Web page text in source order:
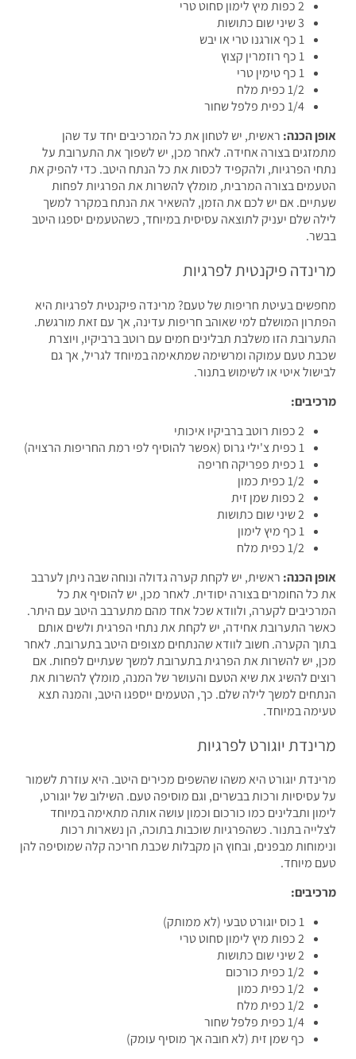
הכנה:ראשית, יש לטחון את כל המרכיבים יחד עד שהן
בצורה אחידה. לאחר מכן, יש לשפוך את התערובת על
הפרגיות, ולהקפיד לכסות את כל הנתח היטב. כדי להפיק את
בצורה המרבית, מומלץ להשרות את הפרגיות לפחות
אם יש לכם את הזמן, להשאיר את הנתח במקרר למשך
שלם יעניק לתוצאה עסיסית במיוחד, כשהטעמים יספגו היטב
פיקנטית לפרגיות
בעיטת חריפות של טעם? מרינדה פיקנטית לפרגיות היא
המושלם למי שאוהב חריפות עדינה, אך עם זאת מורגשת.
הזו משלבת תבלינים חמים עם רוטב ברביקיו, ויוצרת
טעם עמוקה ומרשימה שמתאימה במיוחד לגריל, אך גם
איטי או לשימוש בתנור.
הכנה:ראשית, יש לקחת קערה גדולה ונוחה שבה ניתן לערבב
החומרים בצורה יסודית. לאחר מכן, יש להוסיף את כל
לקערה, ולוודא שכל אחד מהם מתערבב היטב עם היתר.
התערובת אחידה, יש לקחת את נתחי הפרגית ולשים אותם
הקערה. חשוב לוודא שהנתחים מצופים היטב בתערובת. לאחר
יש להשרות את הפרגית בתערובת למשך שעתיים לפחות. אם
להשיג את שיא הטעם והעושר של המנה, מומלץ להשרות את
למשך לילה שלם. כך, הטעמים ייספגו היטב, והמנה תצא
במיוחד.
יוגורט לפרגיות
יוגורט היא משהו שהשפים מכירים היטב. היא עוזרת לשמור
ורכות בבשרים, וגם מוסיפה טעם. השילוב של יוגורט,
ותבלינים כמו כורכום וכמון עושה אותה מתאימה במיוחד
בתנור. כשהפרגיות שוכבות בתוכה, הן נשארות רכות
מבפנים, ובחוץ הן מקבלות שכבת חריכה קלה שמוסיפה להן
מיוחד.
כף שמן זית (לא חובה אך מוסיף עומק)